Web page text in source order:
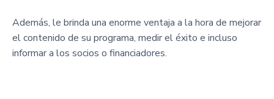
Además, le brinda una enorme ventaja a la hora de mejorar
el contenido de su programa, medir el éxito e incluso
informar a los socios o financiadores.